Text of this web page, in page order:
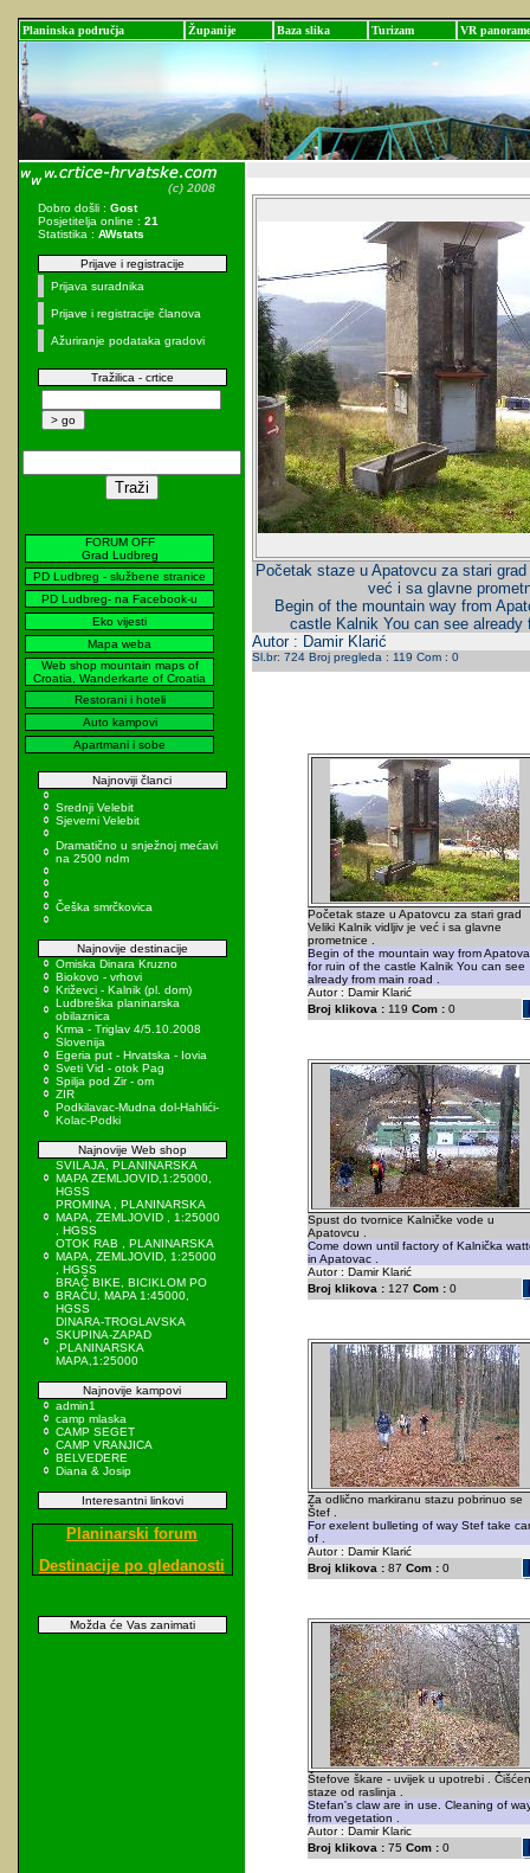
Planinska područja Županije Baza slika Turizam VR panorame
Dobro došli : Gost
Posjetitelja online : 21
Statistika : AWstats
Prijave i registracije
Prijava suradnika
Prijave i registracije članova
Ažuriranje podataka gradovi
Tražilica - crtice
FORUM OFF
Grad Ludbreg
PD Ludbreg - službene stranice
PD Ludbreg- na Facebook-u
Eko vijesti
Mapa weba
Web shop mountain maps of
Croatia, Wanderkarte of Croatia
Restorani i hoteli
Auto kampovi
Apartmani i sobe
Najnoviji članci
Srednji Velebit
Sjeverni Velebit
Dramatično u snježnoj mećavi
na 2500 ndm
Češka smrčkovica
Najnovije destinacije
Omiska Dinara Kruzno
Biokovo - vrhovi
Križevci - Kalnik (pl. dom)
Ludbreška planinarska
obilaznica
Krma - Triglav 4/5.10.2008
Slovenija
Egeria put - Hrvatska - Iovia
Sveti Vid - otok Pag
Spilja pod Zir - om
ZIR
Podkilavac-Mudna dol-Hahlići-
Kolac-Podki
Najnovije Web shop
SVILAJA, PLANINARSKA
MAPA ZEMLJOVID,1:25000,
HGSS
PROMINA , PLANINARSKA
MAPA, ZEMLJOVID , 1:25000
, HGSS
OTOK RAB , PLANINARSKA
MAPA, ZEMLJOVID, 1:25000
, HGSS
BRAČ BIKE, BICIKLOM PO
BRAČU, MAPA 1:45000,
HGSS
DINARA-TROGLAVSKA
SKUPINA-ZAPAD
,PLANINARSKA
MAPA,1:25000
Najnovije kampovi
admin1
camp mlaska
CAMP SEGET
CAMP VRANJICA
BELVEDERE
Diana & Josip
Interesantni linkovi
Planinarski forum
Destinacije po gledanosti
Možda će Vas zanimati
Početak staze u Apatovcu za stari
već i sa glavne
Begin of the mountain way from
castle Kalnik You can see already
Autor : Damir Klarić
Sl.br: 724 Broj pregleda : 119 Com : 0
Početak staze u Apatovcu za stari grad
Veliki Kalnik vidljiv je već i sa glavne
prometnice .
Begin of the mountain way from
for ruin of the castle Kalnik You can see
already from main road .
Autor : Damir Klarić
Broj klikova :119 Com :0
Spust do tvornice Kalničke vode u
Apatovcu .
Come down until factory of Kalnička
in Apatovac .
Autor : Damir Klarić
Broj klikova :127 Com :0
Za odlično markiranu stazu pobrinuo se
Štef .
For exelent bulleting of way Stef take
of .
Autor : Damir Klarić
Broj klikova :87 Com :0
Štefove škare - uvijek u upotrebi .
staze od raslinja .
Stefan's claw are in use. Cleaning of
from vegetation .
Autor : Damir Klaric
Broj klikova :75 Com :0